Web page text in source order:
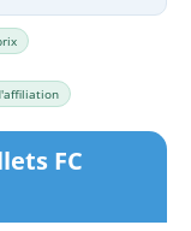
FC